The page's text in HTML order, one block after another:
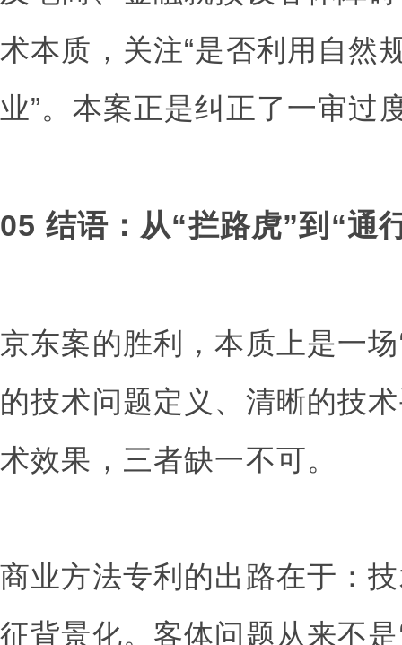
术本质，关注“是否利用自然
业”。本案正是纠正了一审过
05 结语：从“拦路虎”到“通
京东案的胜利，本质上是一
的技术问题定义、清晰的技
术效果，三者缺一不可。
商业方法专利的出路在于：
征背景化。客体问题从来不